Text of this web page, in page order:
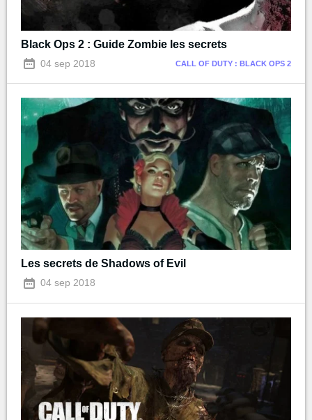
Black Ops 2 : Guide Zombie les secrets
04 sep 2018 CALL OF DUTY : BLACK OPS 2
Les secrets de Shadows of Evil
04 sep 2018